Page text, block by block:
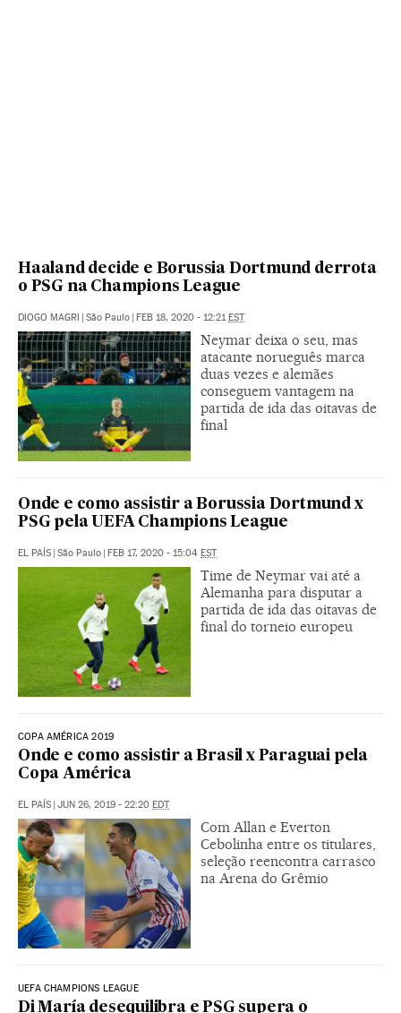
Haaland decide e Borussia Dortmund derrota
o PSG na Champions League
DIOGO MAGRI São Paulo FEB 18, 2020 - 12:21 EST
Neymar deixa o seu, mas
atacante norueguês marca
duas vezes e alemães
conseguem vantagem na
partida de ida das oitavas de
final
Onde e como assistir a Borussia Dortmund x
PSG pela UEFA Champions League
EL PAÍS São Paulo FEB 17, 2020 - 15:04 EST
Time de Neymar vai até a
Alemanha para disputar a
partida de ida das oitavas de
final do torneio europeu
COPA AMÉRICA 2019
Onde e como assistir a Brasil x Paraguai pela
Copa América
EL PAÍS JUN 26, 2019 - 22:20 EDT
Com Allan e Everton
Cebolinha entre os titulares,
seleção reencontra carrasco
na Arena do Grêmio
UEFA CHAMPIONS LEAGUE
Di María desequilibra e PSG supera o